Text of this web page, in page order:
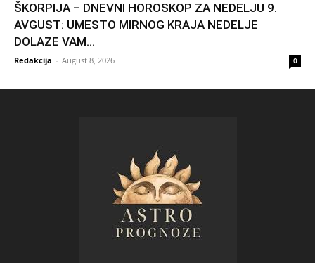
ŠKORPIJA – DNEVNI HOROSKOP ZA NEDELJU 9.
AVGUST: UMESTO MIRNOG KRAJA NEDELJE
DOLAZE VAM...
Redakcija - August 8, 2026 0